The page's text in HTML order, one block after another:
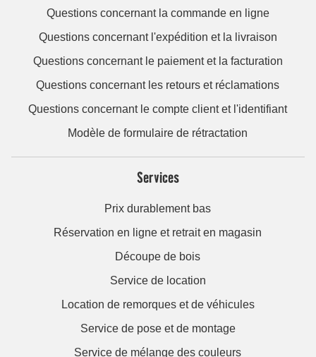
Questions concernant la commande en ligne
Questions concernant l'expédition et la livraison
Questions concernant le paiement et la facturation
Questions concernant les retours et réclamations
Questions concernant le compte client et l'identifiant
Modèle de formulaire de rétractation
Services
Prix durablement bas
Réservation en ligne et retrait en magasin
Découpe de bois
Service de location
Location de remorques et de véhicules
Service de pose et de montage
Service de mélange des couleurs